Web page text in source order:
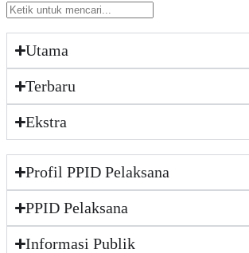
Utama
Terbaru
Ekstra
Profil PPID Pelaksana
PPID Pelaksana
Informasi Publik